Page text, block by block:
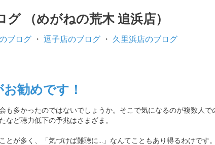
グ （めがねの荒木 追浜店）
ブログ ・ 逗子店のブログ ・ 久里浜店のブログ
勧めです！
も多かったのではないでしょうか。そこで気になるのが複数人で
など聴力低下の予兆はさまざま。
とが多く、「気づけば難聴に…」なんてこともあり得るわけです。